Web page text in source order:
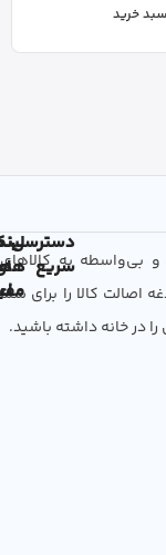
خرید
آسان و بی‌واسطه به کالاهای
اصالت کالا را برای شما
را در خانه داشته باشید.
دسترسی
سریع